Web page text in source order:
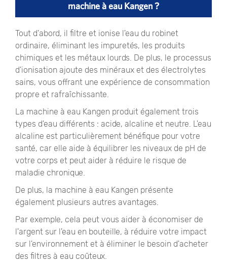
machine à eau Kangen ?
Tout d'abord, il filtre et ionise l'eau du robinet
ordinaire, éliminant les impuretés, les produits
chimiques et les métaux lourds. De plus, le processus
d'ionisation ajoute des minéraux et des électrolytes
sains, vous offrant une expérience de consommation
propre et rafraîchissante.
La machine à eau Kangen produit également trois
types d'eau différents : acide, alcaline et neutre. L'eau
alcaline est particulièrement bénéfique pour votre
santé, car elle aide à équilibrer les niveaux de pH de
votre corps et peut aider à réduire le risque de
maladie chronique.
De plus, la machine à eau Kangen présente
également plusieurs autres avantages.
Par exemple, cela peut vous aider à économiser de
l'argent sur l'eau en bouteille, à réduire votre impact
sur l'environnement et à éliminer le besoin d'acheter
des filtres à eau coûteux.